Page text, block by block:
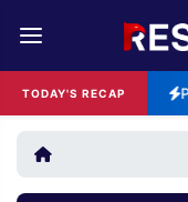
TODAY'S RECAP
REDAKSI
RESOLUSI